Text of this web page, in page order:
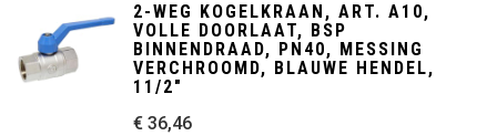
2-WEG KOGELKRAAN, ART. A10,
VOLLE DOORLAAT, BSP
BINNENDRAAD, PN40, MESSING
VERCHROOMD, BLAUWE HENDEL,
11/2"
€ 36,46